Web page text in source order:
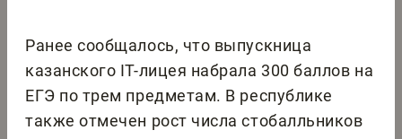
Ранее сообщалось, что выпускница
казанского IT-лицея набрала 300 баллов на
ЕГЭ по трем предметам. В республике
также отмечен рост числа стобалльников